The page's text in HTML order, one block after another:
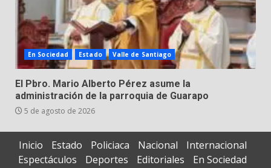
En Sociedad Estado Valle de Santiago
El Pbro. Mario Alberto Pérez asume la
administración de la parroquia de Guarapo
5 de agosto de 2026
Inicio Estado Policiaca Nacional
Internacional
Espectáculos
Deportes Editoriales
En Sociedad